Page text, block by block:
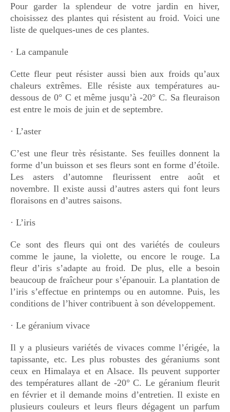
LIGNE JARDIN
GUIDE JARDIN ET
PAYSAGE
GUIDE JARDIN
ELAGAGE ET
Pour garder la splendeur de votre jardin en hiver,
choisissez des plantes qui résistent au froid. Voici une
liste de quelques-unes de ces plantes.
· La campanule
Cette fleur peut résister aussi bien aux froids qu’aux
chaleurs extrêmes. Elle résiste aux températures au-
dessous de 0° C et même jusqu’à -20° C. Sa fleuraison
est entre le mois de juin et de septembre.
· L’aster
C’est une fleur très résistante. Ses feuilles donnent la
forme d’un buisson et ses fleurs sont en forme d’étoile.
Les asters d’automne fleurissent entre août et
novembre. Il existe aussi d’autres asters qui font leurs
floraisons en d’autres saisons.
· L’iris
Ce sont des fleurs qui ont des variétés de couleurs
comme le jaune, la violette, ou encore le rouge. La
fleur d’iris s’adapte au froid. De plus, elle a besoin
beaucoup de fraîcheur pour s’épanouir. La plantation de
l’iris s’effectue en printemps ou en automne. Puis, les
conditions de l’hiver contribuent à son développement.
· Le géranium vivace
Il y a plusieurs variétés de vivaces comme l’érigée, la
tapissante, etc. Les plus robustes des géraniums sont
ceux en Himalaya et en Alsace. Ils peuvent supporter
des températures allant de -20° C. Le géranium fleurit
en février et il demande moins d’entretien. Il existe en
plusieurs couleurs et leurs fleurs dégagent un parfum